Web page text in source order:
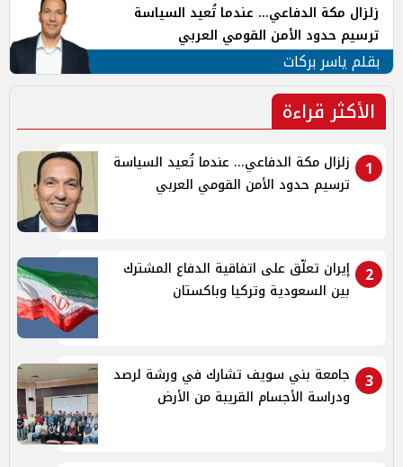
زلزال مكة الدفاعي... عندما تُعيد السياسة
ترسيم حدود الأمن القومي العربي
بقلم ياسر بركات
الأكثر قراءة
1
زلزال مكة الدفاعي... عندما تُعيد السياسة
ترسيم حدود الأمن القومي العربي
2
إيران تعلّق على اتفاقية الدفاع المشترك
بين السعودية وتركيا وباكستان
3
جامعة بني سويف تشارك في ورشة لرصد
ودراسة الأجسام القريبة من الأرض